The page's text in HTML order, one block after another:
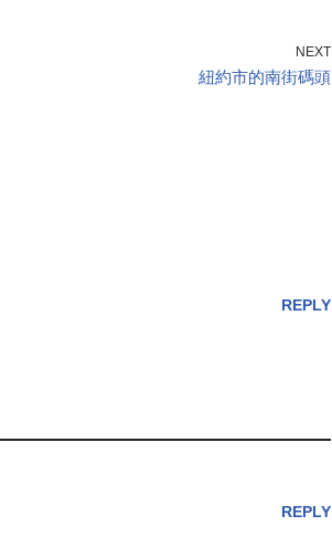
NEXT
紐約市的南街碼頭
REPLY
REPLY